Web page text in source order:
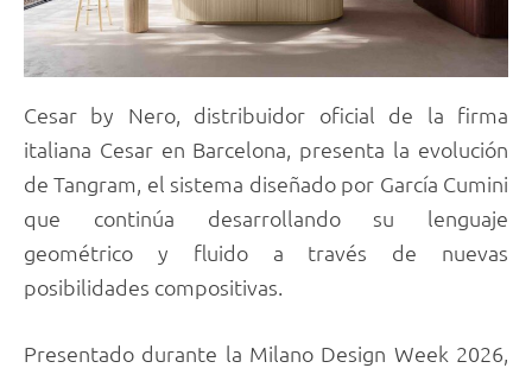
Cesar by Nero, distribuidor oficial de la firma
italiana Cesar en Barcelona, presenta la evolución
de Tangram, el sistema diseñado por García Cumini
que continúa desarrollando su lenguaje
geométrico y fluido a través de nuevas
posibilidades compositivas.
Presentado durante la Milano Design Week 2026,